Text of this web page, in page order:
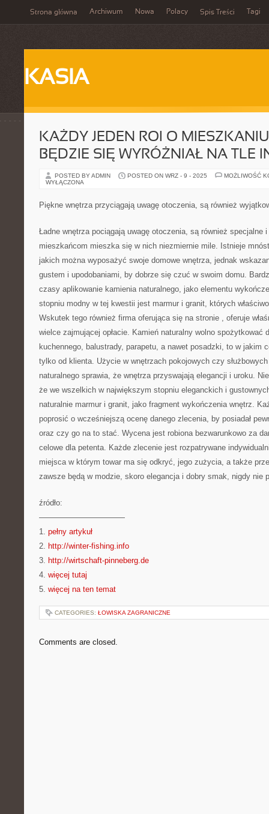
Strona główna Archiwum Nowa Polacy Spis Treści Tagi
KASIA
KAŻDY JEDEN ROI O
BĘDZIE SIĘ WYRÓŻNIAŁ NA TLE
POSTED BY ADMIN POSTED ON WRZ - 9 - 2025
MOŻLIWOŚĆ
WYŁĄCZONA
Piękne wnętrza przyciągają uwagę otoczenia, są również
Ładne wnętrza pociągają uwagę otoczenia, są również specjalne
mieszkańcom mieszka się w nich niezmiernie mile. Istnieje
jakich można wyposażyć swoje domowe wnętrza, jednak
gustem i upodobaniami, by dobrze się czuć w swoim domu.
czasy aplikowanie kamienia naturalnego, jako elementu
stopniu modny w tej kwestii jest marmur i granit, których
Wskutek tego również firma oferująca się na stronie , oferuje
wielce zajmującej opłacie. Kamień naturalny wolno spożytkować
kuchennego, balustrady, parapetu, a nawet posadzki, to w jakim
tylko od klienta. Użycie w wnętrzach pokojowych czy
naturalnego sprawia, że wnętrza przyswajają elegancji i uroku.
że we wszelkich w największym stopniu eleganckich i
naturalnie marmur i granit, jako fragment wykończenia wnętrz.
poprosić o wcześniejszą ocenę danego zlecenia, by posiadał
oraz czy go na to stać. Wycena jest robiona bezwarunkowo za
celowe dla petenta. Każde zlecenie jest rozpatrywane
miejsca w którym towar ma się odkryć, jego zużycia, a także
zawsze będą w modzie, skoro elegancja i dobry smak, nigdy nie
źródło:
———————————
1. pełny artykuł
2. http://winter-fishing.info
3. http://wirtschaft-pinneberg.de
4. więcej tutaj
5. więcej na ten temat
CATEGORIES: ŁOWISKA ZAGRANICZNE
Comments are closed.